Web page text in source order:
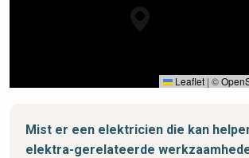
Leaflet | ©
Mist er een elektricien die kan
elektra-gerelateerde